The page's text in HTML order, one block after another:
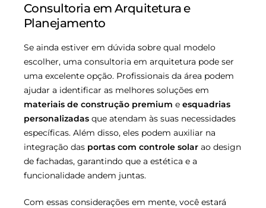
Consultoria em Arquitetura e
Planejamento
Se ainda estiver em dúvida sobre qual modelo
escolher, uma consultoria em arquitetura pode ser
uma excelente opção. Profissionais da área podem
ajudar a identificar as melhores soluções em
materiais de construção premium e esquadrias
personalizadas que atendam às suas necessidades
específicas. Além disso, eles podem auxiliar na
integração das portas com controle solar ao design
de fachadas, garantindo que a estética e a
funcionalidade andem juntas.
Com essas considerações em mente, você estará